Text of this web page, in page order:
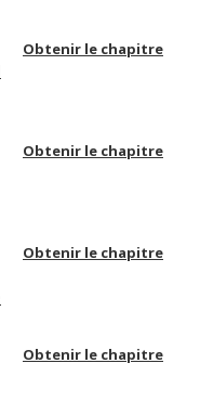
Obtenir le chapitre
Obtenir le chapitre
Obtenir le chapitre
Obtenir le chapitre